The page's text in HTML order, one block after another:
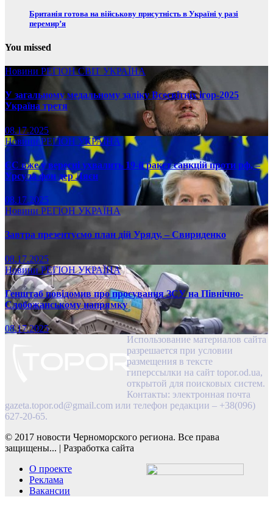
Британія готова на військову присутність в Україні у разі
перемир’я
You missed
Новини РЕГІОНСВІТ УКРАЇНА
У загальному медальному заліку Всесвітніх ігор-2025
Україна третя
08.17.2025
НовиниРЕГІОН УКРАЇНА
ЄС вже у вересні ухвалить 19-й ракет санкцій проти рф, –
Урсула фон дер Ляєн
08.17.2025
Новини РЕГІОН УКРАЇНА
Завтра презентуємо план дій Уряду, – Свириденко
08.17.2025
НовиниРЕГІОНУКРАЇНА
Генштаб повідомив про просування ЗСУ на Північно-
Слобожанському напрямку
08.17.2025
Использование материалов сайта
разрешается при условии
размещения в тексте
гиперссылки на сайт topor.od.ua,
открытой для поисковых систем.
Контакты: электронная почта
gazeta.topor.od@gmail.com или телефон редакции – +38(096)
627-20-65.
© 2017 новости Черноморского региона. Все права
защищены... | Разработка сайта
О проекте
Реклама
Вакансии